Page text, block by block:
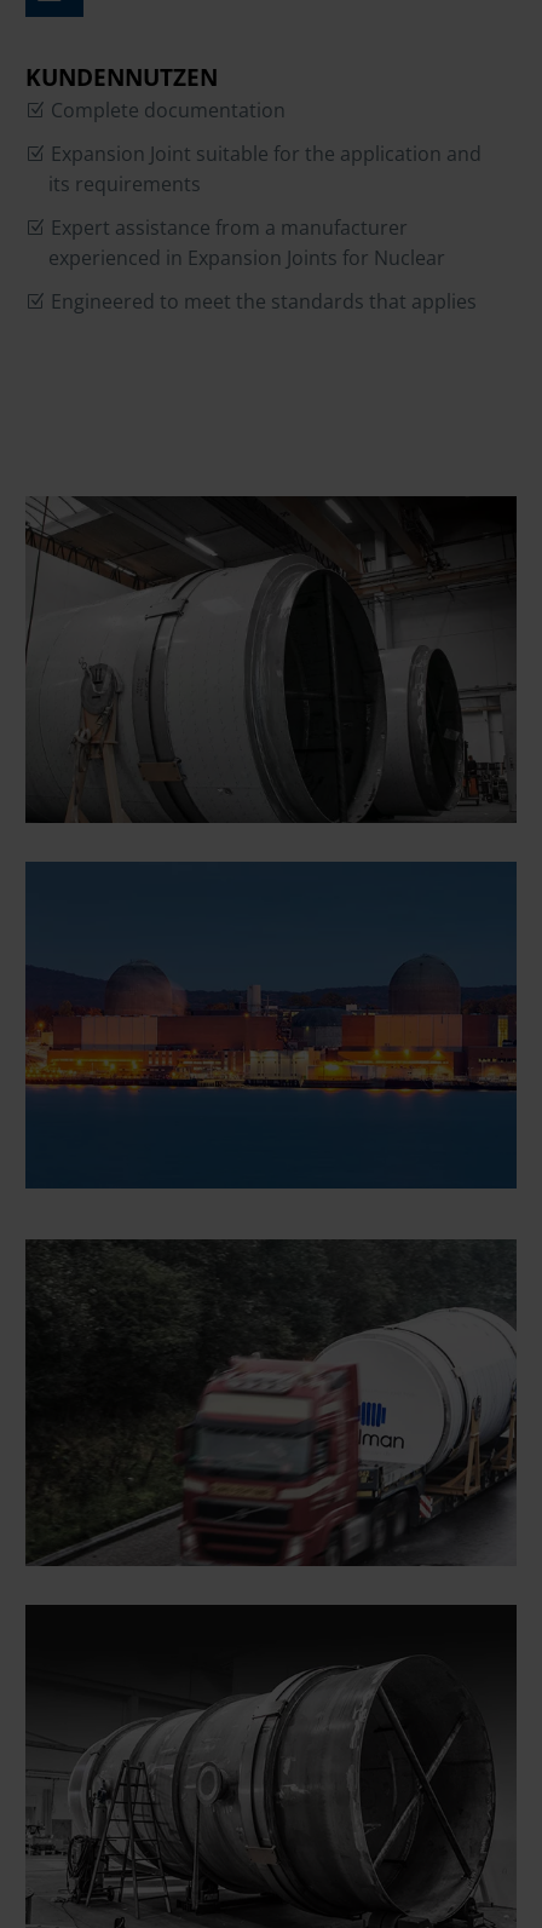
KUNDENNUTZEN
Complete documentation
Expansion Joint suitable for the application and
its requirements
Expert assistance from a manufacturer
experienced in Expansion Joints for Nuclear
Engineered to meet the standards that applies